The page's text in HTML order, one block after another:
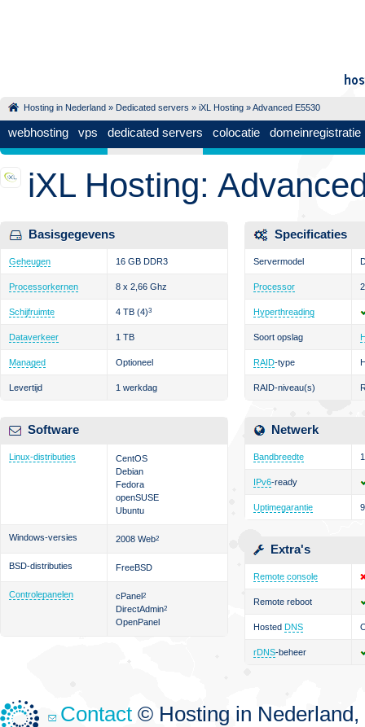
Hosting in Nederland » Dedicated servers » iXL Hosting » Advanced E5530
webhosting vps dedicated servers colocatie domeinregistratie
iXL Hosting:
Basisgegevens
Geheugen 16 GB DDR3
Processorkernen 8 x 2,66 Ghz
Schijfruimte 4 TB (4)3
Dataverkeer 1 TB
Managed Optioneel
Levertijd 1 werkdag
Software
Linux-distributies
CentOS
Debian
Fedora
openSUSE
Ubuntu
Windows-versies 2008 Web2
BSD-distributies FreeBSD
Controlepanelen cPanel2
DirectAdmin2
OpenPanel
Specificaties
Servermodel
Processor
Hyperthreading
Soort opslag
RAID-type
RAID-niveau(s)
Netwerk
Bandbreedte
IPv6-ready
Uptimegarantie
Extra's
Remote console
Remote reboot
Hosted DNS
rDNS-beheer
Contact © Hosting in